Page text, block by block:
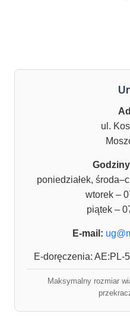
ul.
poniedziałek,
wtorek –
piątek –
E-mail:
E-doręczenia: AE:PL-
Maksymalny rozmiar